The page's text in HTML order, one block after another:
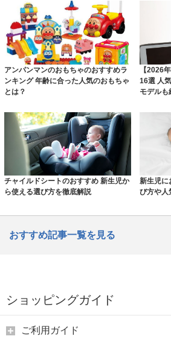
アンパンマンのおもちゃのおすすめラ
ンキング 年齢に合った人気のおもちゃ
とは？
【2026
16選 人
モデルも
チャイルドシートのおすすめ 新生児か
ら使える選び方を徹底解説
新生児に
び方や人
おすすめ記事一覧を見る
ショッピングガイド
ご利用ガイド